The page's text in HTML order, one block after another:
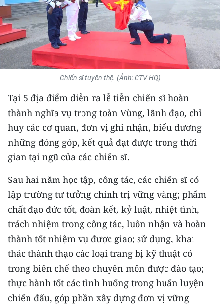
Y TẾ
KHOA HỌC - CÔNG NGHỆ
MÔI TRƯỜNG
KIỂM CHỨNG THÔNG TIN
TRI THỨC CHUYÊN SÂU
54 DÂN TỘC VIỆT NAM
CHƯƠNG TRÌNH OCOP - MỖI XÃ
MỘT SẢN PHẨM
RADIO
MEDIA CENTER
E-Magazine
Video
Chiến sĩ tuyên thệ. (Ảnh: CTV HQ)
Tại 5 địa điểm diễn ra lễ tiễn chiến sĩ hoàn
thành nghĩa vụ trong toàn Vùng, lãnh đạo, chỉ
huy các cơ quan, đơn vị ghi nhận, biểu dương
những đóng góp, kết quả đạt được trong thời
gian tại ngũ của các chiến sĩ.
Sau hai năm học tập, công tác, các chiến sĩ có
lập trường tư tưởng chính trị vững vàng; phẩm
chất đạo đức tốt, đoàn kết, kỷ luật, nhiệt tình,
trách nhiệm trong công tác, luôn nhận và hoàn
thành tốt nhiệm vụ được giao; sử dụng, khai
thác thành thạo các loại trang bị kỹ thuật có
trong biên chế theo chuyên môn được đào tạo;
thực hành tốt các tình huống trong huấn luyện
chiến đấu, góp phần xây dựng đơn vị vững